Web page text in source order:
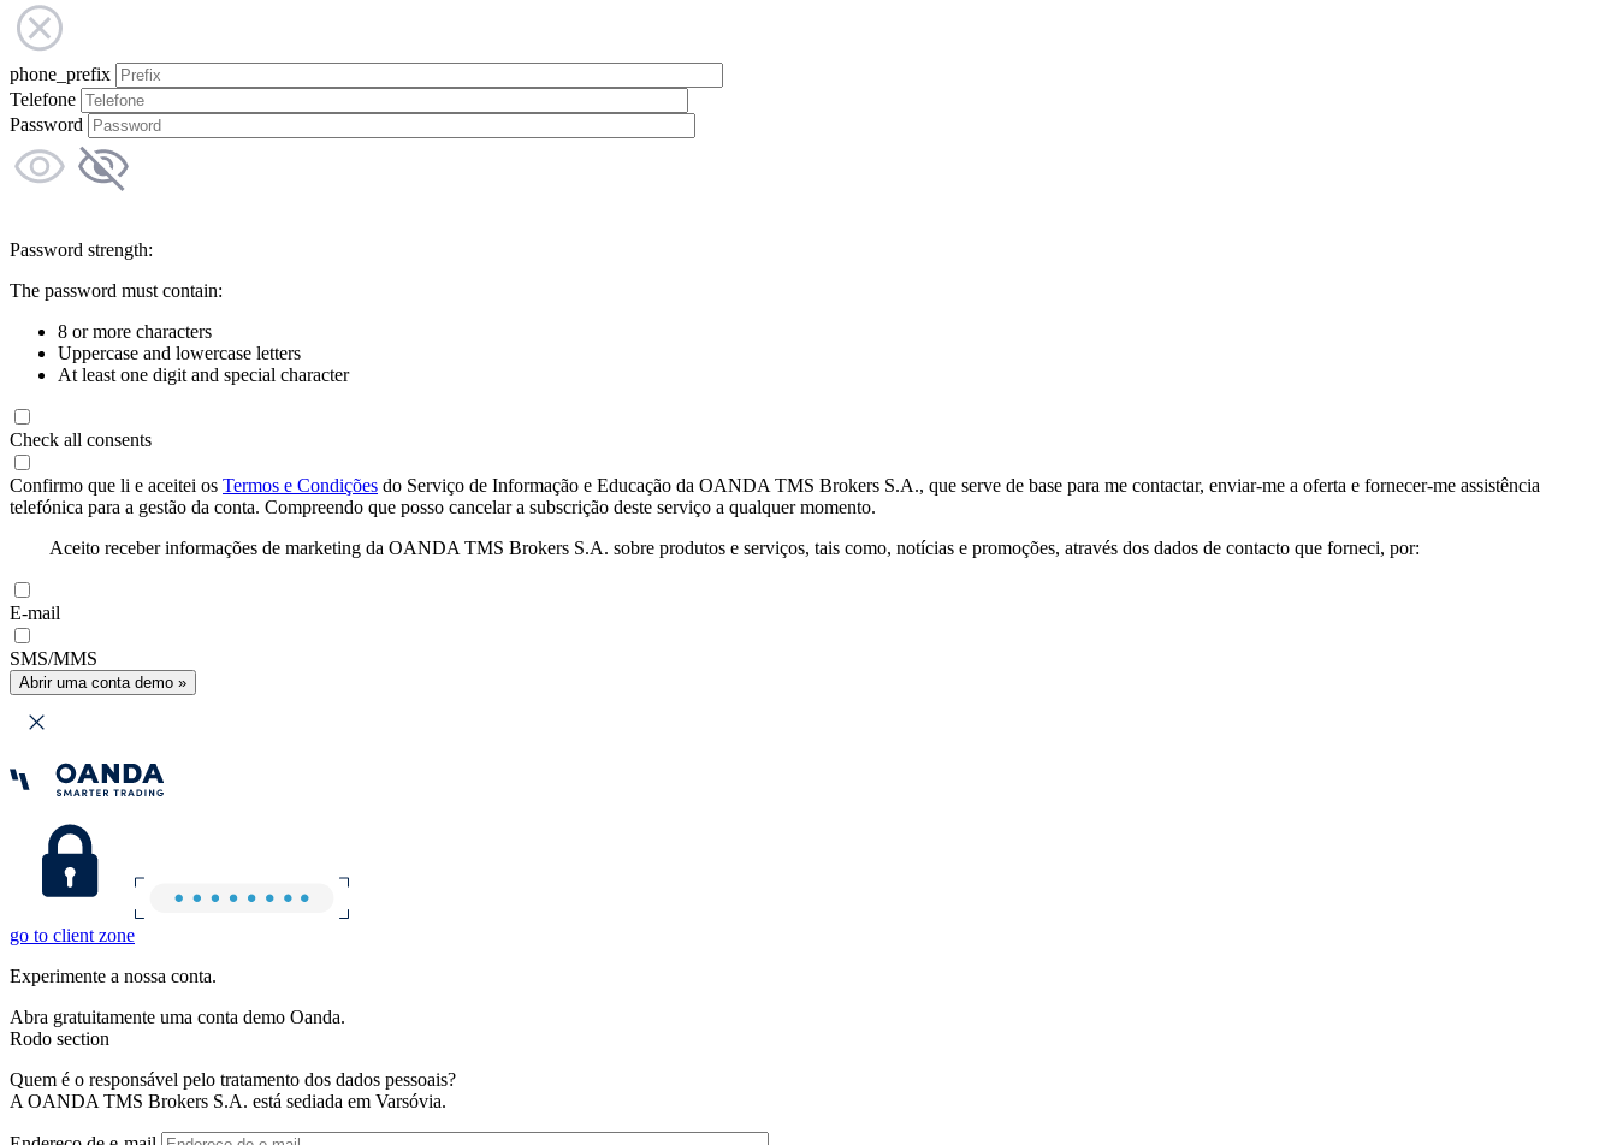
phone_prefix
Telefone
Password
Password strength:
The password must contain:
8 or more characters
Uppercase and lowercase letters
At least one digit and special character
Check all consents
Confirmo que li e aceitei os Termos e Condições do Serviço de Informação e Educação da OANDA TMS Brokers S.A., que serve de base para me contactar, enviar-me a oferta e fornecer-me assistência
telefónica para a gestão da conta. Compreendo que posso cancelar a subscrição deste serviço a qualquer momento.
Aceito receber informações de marketing da OANDA TMS Brokers S.A. sobre produtos e serviços, tais como, notícias e promoções, através dos dados de contacto que forneci, por:
E-mail
SMS/MMS
Abrir uma conta demo »
go to client zone
Experimente a nossa conta.
Abra gratuitamente uma conta demo Oanda.
Rodo section
Quem é o responsável pelo tratamento dos dados pessoais?
A OANDA TMS Brokers S.A. está sediada em Varsóvia.